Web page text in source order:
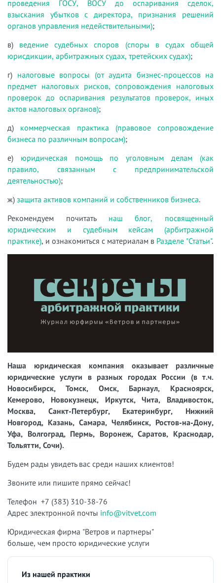
проведения ГОСУ, ВОСУ до оспаривания сделок,
взыскания убытков с директора, признания решений
органов управления недействительными);
в) ведение судебных споров (споры в судах общей
юрисдикции, арбитражных судах, третейских судах);
г) налоговые вопросы (от аудита бизнес-процессов на
предмет налоговых рисков, сопровождения налоговых
проверок до оспаривания результатов проверок, иных
актов налоговых органов);
д) коммерческая практика (правовое сопровождение
бизнеса по различным вопросам);
е) юридическая помощь по уголовным делам (как
правило, связанным с предпринимательской
деятельностью);
ж) защита активов компаний и собственников бизнеса.
Рекомендуем почитать наш блог, посвященный
юридическим и судебным кейсам (арбитражной
практике), и ознакомиться с материалам в Разделе "Статьи".
Наша юридическая компания оказывает различные
юридические услуги в разных городах России (в т.ч.
Новосибирск, Томск, Омск, Барнаул, Красноярск,
Кемерово, Новокузнецк, Иркутск, Чита, Владивосток,
Москва, Санкт-Петербург, Екатеринбург, Нижний
Новгород, Казань, Самара, Челябинск, Ростов-на-Дону,
Уфа, Волгоград, Пермь, Воронеж, Саратов, Краснодар,
Тольятти, Сочи).
Будем рады увидеть вас среди наших клиентов!
Звоните или пишите прямо сейчас!
Телефон +7 (383) 310-38-76
Адрес электронной почты info@vitvet.com
Юридическая фирма "Ветров и партнеры"
больше, чем просто юридические услуги
Из нашей практики